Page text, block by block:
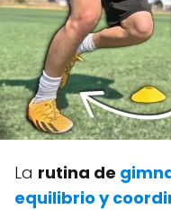
La rutina de
equilibrio y